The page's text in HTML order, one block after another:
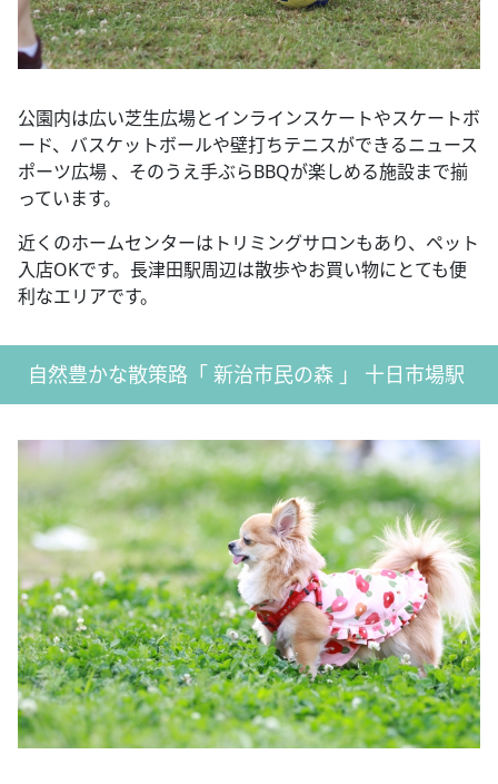
公園内は広い芝生広場とインラインスケートやスケートボ
ード、バスケットボールや壁打ちテニスができるニュース
ポーツ広場 、そのうえ手ぶらBBQが楽しめる施設まで揃
っています。
近くのホームセンターはトリミングサロンもあり、ペット
入店OKです。長津田駅周辺は散歩やお買い物にとても便
利なエリアです。
自然豊かな散策路「 新治市民の森 」 十日市場駅